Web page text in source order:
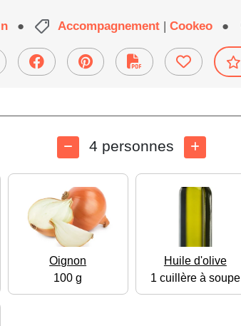
● Accompagnement | Cookeo ●
4 personnes
Oignon
100 g
Huile d'olive
1 cuillère à soupe